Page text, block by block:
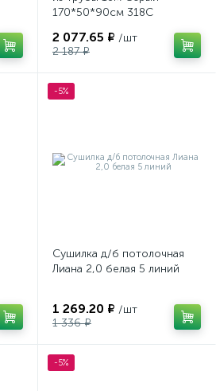
170*50*90см 318С
2 077.65 ₽ /шт
2 187 ₽
-5%
Сушилка д/б потолочная
Лиана 2,0 белая 5 линий
1 269.20 ₽ /шт
1 336 ₽
-5%